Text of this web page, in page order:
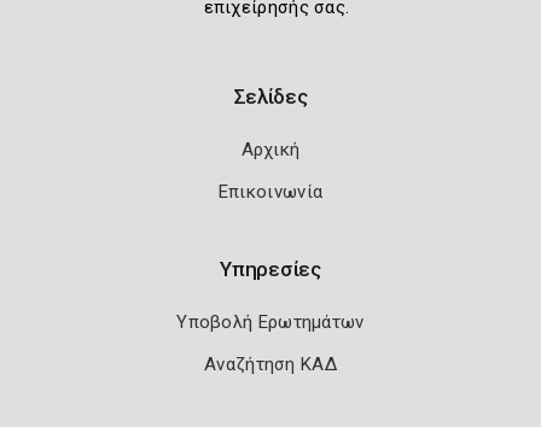
επιχείρησής σας.
Σελίδες
Αρχική
Επικοινωνία
Υπηρεσίες
Υποβολή Ερωτημάτων
Αναζήτηση ΚΑΔ